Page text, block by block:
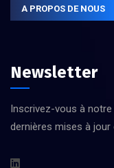
A PROPOS DE NOUS
Newsletter
Inscrivez-vous à
dernières mises à jour